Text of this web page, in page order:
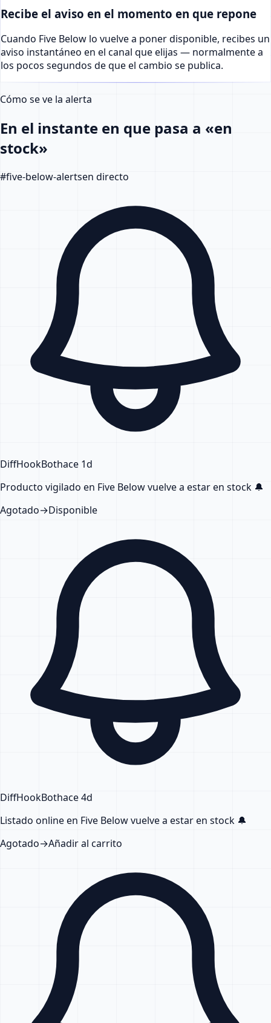
Recibe el aviso en el momento en que repone
Cuando Five Below lo vuelve a poner disponible, recibes un
aviso instantáneo en el canal que elijas — normalmente a
los pocos segundos de que el cambio se publica.
Cómo se ve la alerta
En el instante en que pasa a «en
stock»
#five-below-alertsen directo
DiffHookBothace 1d
Producto vigilado en Five Belowvuelve a estar en stock 🔔
Agotado→Disponible
DiffHookBothace 4d
Listado online en Five Belowvuelve a estar en stock 🔔
Agotado→Añadir al carrito